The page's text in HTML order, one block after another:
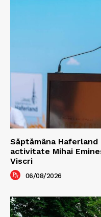
Săptămâna
activitate Mihai
Viscri
06/08/2026